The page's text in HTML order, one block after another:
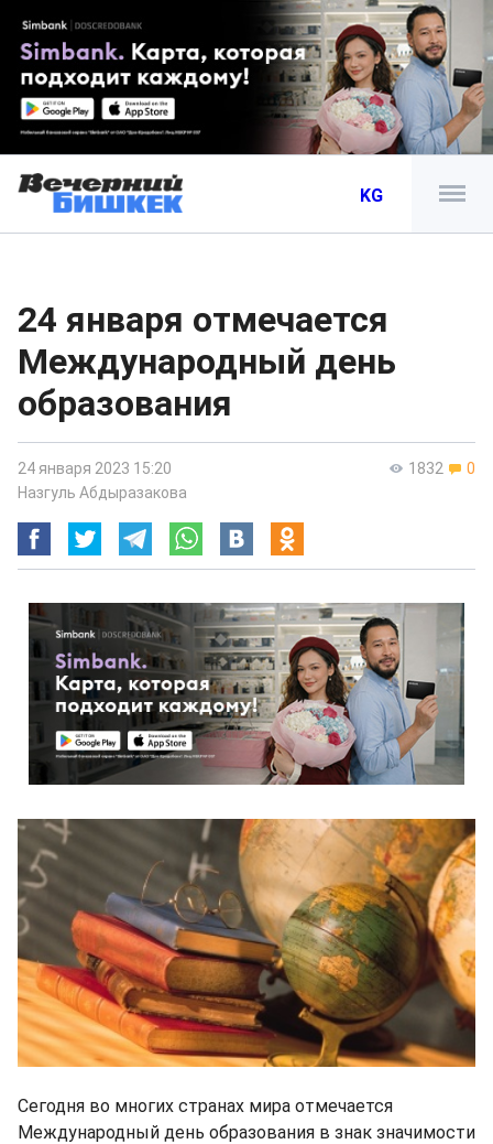
KG
24 января отмечается
Международный день
образования
1832 0
24 января 2023 15:20
Назгуль Абдыразакова
Сегодня во многих странах мира отмечается
Международный день образования в знак значимости